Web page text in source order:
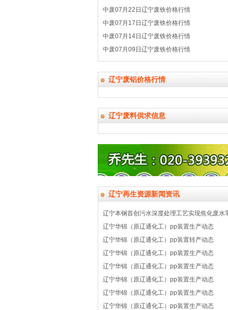
中废07月22日辽宁废铁价格行情
中废07月17日辽宁废铁价格行情
中废07月14日辽宁废铁价格行情
中废07月09日辽宁废铁价格行情
辽宁废铝价格行情
辽宁废料供求信息
辽宁再生资源新闻资讯
辽宁本钢首创污水深度处理工艺实现焦化废水
辽宁华锦（原辽通化工）pp装置生产动态
辽宁华锦（原辽通化工）pp装置转产动态
辽宁华锦（原辽通化工）pp装置生产动态
辽宁华锦（原辽通化工）pp装置生产动态
辽宁华锦（原辽通化工）pp装置生产动态
辽宁华锦（原辽通化工）pp装置生产动态
辽宁华锦（原辽通化工）pp装置生产动态